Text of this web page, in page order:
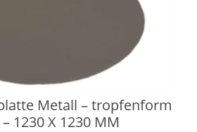
Metall – tropfenform
1230 X 1230 MM